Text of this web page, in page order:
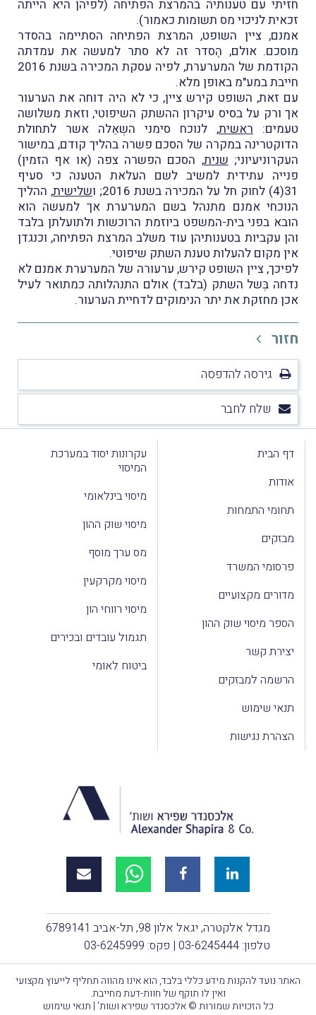
חזיתי עם טענותיה בהמרצת הפתיחה (לפיהן היא הייתה
זכאית לניכוי מס תשומות כאמור).
אמנם, ציין השופט, המרצת הפתיחה הסתיימה בהסדר
מוסכם. אולם, הֶסדר זה לא סתר למעשה את עמדתה
הקודמת של המערערת, לפיה עסקת המכירה בשנת 2016
חייבת במע"מ באופן מלא.
עם זאת, השופט קירש ציין, כי לא היה דוחה את הערעור
אך ורק על בסיס עיקרון ההשתק השיפוטי, וזאת משלושה
טעמים: ראשית, לנוכח סימני השְאֵלה אשר לתחולת
הדוקטרינה במקרה של הסכם פשרה בהליך קודם, במישור
העקרוניעיוני; שנית, הסכם הפשרה צפה (או אף הזמין)
פנייה עתידית למשיב לשם העלאת הטענה כי סעיף
31(4) לחוק חל על המכירה בשנת 2016; ו
שלישית, ההליך
הנוכחי אמנם מתנהל בשם המערערת אך למעשה הוא
הובא בפני בית-המשפט ביוזמת הרוכשות ולתועלתן בלבד
והן עקביות בטענותיהן עוד משלב המרצת הפתיחה, וכנגדן
אין מקום להעלות טענת השתק שיפוטי.
לפיכך, ציין השופט קירש, ערעורה של המערערת אמנם לא
נדחה בְּשל השתק (בלבד) אולם התנהלותה כמתואר לעיל
אכן מחזקת את יתר הנימוקים לדחיית הערעור.
חזור
גירסה להדפסה
שלח לחבר
דף הבית
אודות
תחומי התמחות
מבזקים
פרסומי המשרד
מדורים מקצועיים
הספר מיסוי שוק ההון
יצירת קשר
הרשמה למבזקים
תנאי שימוש
הצהרת נגישות
עקרונות יסוד במערכת
המיסוי
מיסוי בינלאומי
מיסוי שוק ההון
מס ערך מוסף
מיסוי מקרקעין
מיסוי רווחי הון
תגמול עובדים ובכירים
ביטוח לאומי
מגדל אלקטרה, יגאל אלון 98, תל-אביב 6789141
טלפון: 03-6245444 | פקס: 03-6245999
האתר נועד להקנות מידע כללי בלבד, הוא אינו מהווה תחליף לייעוץ מקצועי
ואין לו תוקף של חוות-דעת מחייבת.
כל הזכויות שמורות © אלכסנדר שפירא ושות' | תנאי שימוש